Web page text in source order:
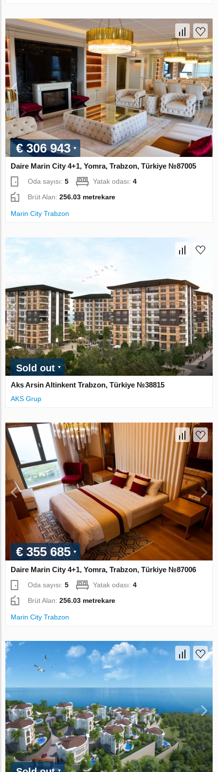
€ 306 943
Daire Marin City 4+1, Yomra, Trabzon, Türkiye №87005
Oda sayısı:5 Yatak odası:4
Brüt Alan:256.03 metrekare
Marin City Trabzon
Sold out
Aks Arsin Altinkent Trabzon, Türkiye №38815
AKS Grup
€ 355 685
Daire Marin City 4+1, Yomra, Trabzon, Türkiye №87006
Oda sayısı:5 Yatak odası:4
Brüt Alan:256.03 metrekare
Marin City Trabzon